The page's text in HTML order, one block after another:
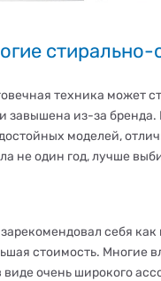
техника может
завышена из-за
моделей,
не один год, лучше
себя
стоимость. Многие
очень широкого